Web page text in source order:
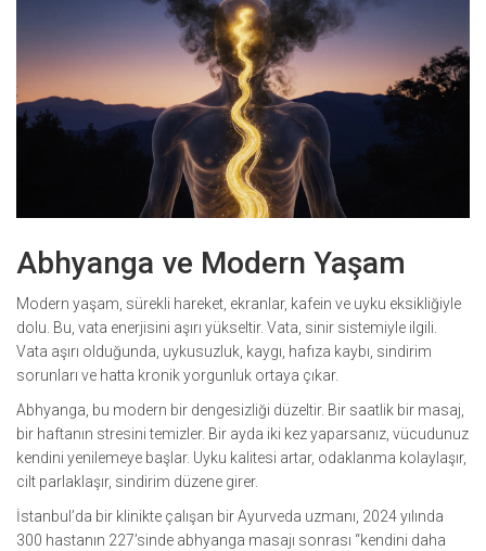
Abhyanga ve Modern Yaşam
Modern yaşam, sürekli hareket, ekranlar, kafein ve uyku eksikliğiyle
dolu. Bu, vata enerjisini aşırı yükseltir. Vata, sinir sistemiyle ilgili.
Vata aşırı olduğunda, uykusuzluk, kaygı, hafıza kaybı, sindirim
sorunları ve hatta kronik yorgunluk ortaya çıkar.
Abhyanga, bu modern bir dengesizliği düzeltir. Bir saatlik bir masaj,
bir haftanın stresini temizler. Bir ayda iki kez yaparsanız, vücudunuz
kendini yenilemeye başlar. Uyku kalitesi artar, odaklanma kolaylaşır,
cilt parlaklaşır, sindirim düzene girer.
İstanbul’da bir klinikte çalışan bir Ayurveda uzmanı, 2024 yılında
300 hastanın 227’sinde abhyanga masajı sonrası “kendini daha